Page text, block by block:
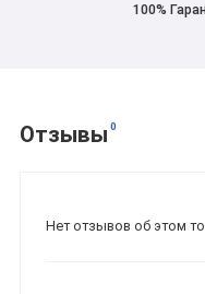
100%
Отзывы 0
Нет отзывов об этом